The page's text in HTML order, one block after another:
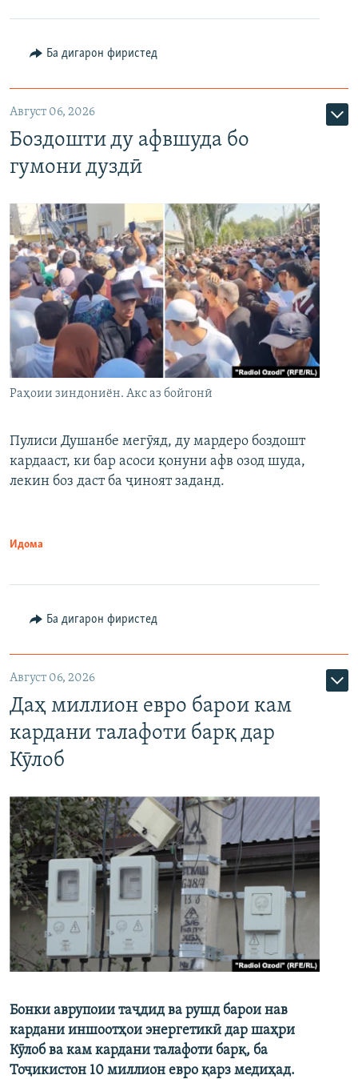
Ба дигарон фиристед
Август 06, 2026
Боздошти ду афвшуда бо
гумони дуздӣ
Раҳоии зиндониён. Акс аз бойгонӣ
Пулиси Душанбе мегӯяд, ду мардеро боздошт
кардааст, ки бар асоси қонуни афв озод шуда,
лекин боз даст ба ҷиноят заданд.
Идома
Ба дигарон фиристед
Август 06, 2026
Даҳ миллион евро барои кам
кардани талафоти барқ дар
Кӯлоб
Бонки аврупоии таҷдид ва рушд барои нав
кардани иншоотҳои энергетикӣ дар шаҳри
Кӯлоб ва кам кардани талафоти барқ, ба
Тоҷикистон 10 миллион евро қарз медиҳад.